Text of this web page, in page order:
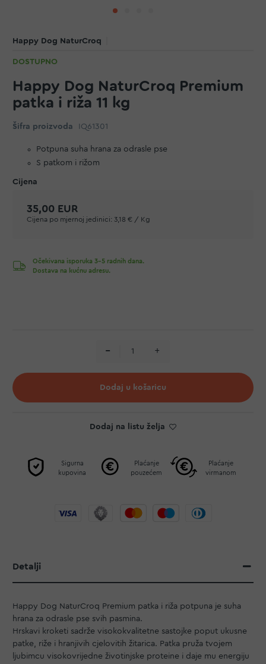
Happy Dog NaturCroq
DOSTUPNO
Happy Dog NaturCroq Premium
patka i riža 11 kg
Šifra proizvoda IQ61301
Potpuna suha hrana za odrasle pse
S patkom i rižom
35,00 EUR
Cijena po mjernoj jedinici: 3,18 € / Kg
Očekivana isporuka 3-5 radnih dana.
Dostava na kućnu adresu.
Dodaj u košaricu
Dodaj na listu želja
Sigurna
kupovina
Plaćanje
pouzećem
Plaćanje
virmanom
Detalji
Happy Dog NaturCroq Premium patka i riža potpuna je suha
hrana za odrasle pse svih pasmina.
Hrskavi kroketi sadrže visokokvalitetne sastojke poput ukusne
patke, riže i hranjivih cjelovitih žitarica. Patka pruža tvojem
ljubimcu visokovrijedne životinjske proteine i daje mu energiju